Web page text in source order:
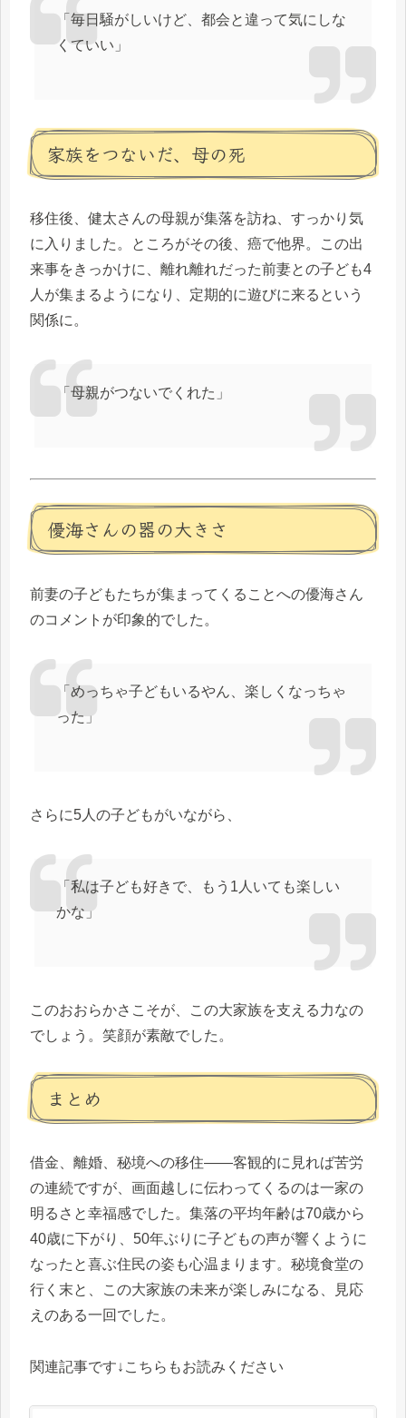
「毎日騒がしいけど、都会と違って気にしな
くていい」
家族をつないだ、母の死
移住後、健太さんの母親が集落を訪ね、すっかり気
に入りました。ところがその後、癌で他界。この出
来事をきっかけに、離れ離れだった前妻との子ども4
人が集まるようになり、定期的に遊びに来るという
関係に。
「母親がつないでくれた」
優海さんの器の大きさ
前妻の子どもたちが集まってくることへの優海さん
のコメントが印象的でした。
「めっちゃ子どもいるやん、楽しくなっちゃ
った」
さらに5人の子どもがいながら、
「私は子ども好きで、もう1人いても楽しい
かな」
このおおらかさこそが、この大家族を支える力なの
でしょう。笑顔が素敵でした。
まとめ
借金、離婚、秘境への移住——客観的に見れば苦労
の連続ですが、画面越しに伝わってくるのは一家の
明るさと幸福感でした。集落の平均年齢は70歳から
40歳に下がり、50年ぶりに子どもの声が響くように
なったと喜ぶ住民の姿も心温まります。秘境食堂の
行く末と、この大家族の未来が楽しみになる、見応
えのある一回でした。
関連記事です↓こちらもお読みください